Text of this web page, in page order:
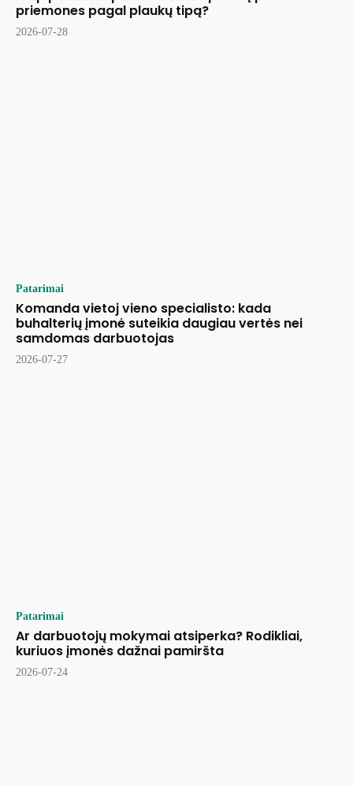
priemones pagal plaukų tipą?
2026-07-28
Patarimai
Komanda vietoj vieno specialisto: kada
buhalterių įmonė suteikia daugiau vertės nei
samdomas darbuotojas
2026-07-27
Patarimai
Ar darbuotojų mokymai atsiperka? Rodikliai,
kuriuos įmonės dažnai pamiršta
2026-07-24